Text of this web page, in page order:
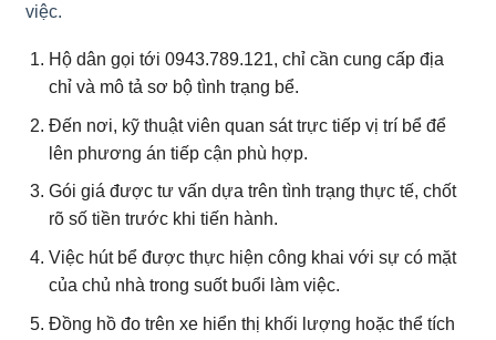
việc.
Hộ dân gọi tới 0943.789.121, chỉ cần cung cấp địa
chỉ và mô tả sơ bộ tình trạng bể.
Đến nơi, kỹ thuật viên quan sát trực tiếp vị trí bể để
lên phương án tiếp cận phù hợp.
Gói giá được tư vấn dựa trên tình trạng thực tế, chốt
rõ số tiền trước khi tiến hành.
Việc hút bể được thực hiện công khai với sự có mặt
của chủ nhà trong suốt buổi làm việc.
Đồng hồ đo trên xe hiển thị khối lượng hoặc thể tích